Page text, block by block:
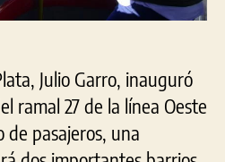
Julio Garro, inauguró
ramal 27 de la línea Oeste
pasajeros, una